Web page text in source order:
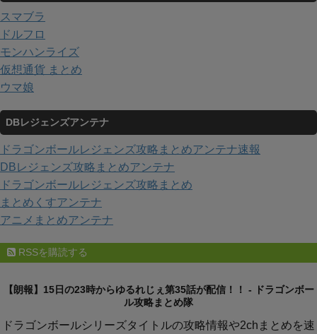
スマブラ
ドルフロ
モンハンライズ
仮想通貨 まとめ
ウマ娘
DBレジェンズアンテナ
ドラゴンボールレジェンズ攻略まとめアンテナ速報
DBレジェンズ攻略まとめアンテナ
ドラゴンボールレジェンズ攻略まとめ
まとめくすアンテナ
アニメまとめアンテナ
RSSを購読する
【朗報】15日の23時からゆるれじぇ第35話が配信！！ - ドラゴンボー
ル攻略まとめ隊
ドラゴンボールシリーズタイトルの攻略情報や2chまとめを速